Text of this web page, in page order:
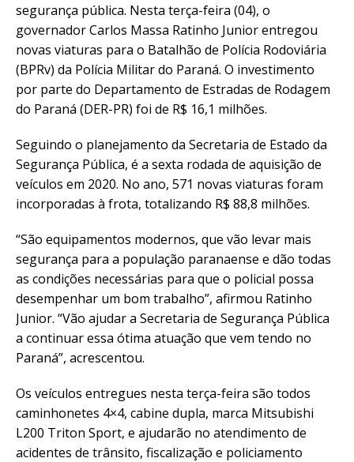
segurança pública. Nesta terça-feira (04), o
governador Carlos Massa Ratinho Junior entregou
novas viaturas para o Batalhão de Polícia Rodoviária
(BPRv) da Polícia Militar do Paraná. O investimento
por parte do Departamento de Estradas de Rodagem
do Paraná (DER-PR) foi de R$ 16,1 milhões.
Seguindo o planejamento da Secretaria de Estado da
Segurança Pública, é a sexta rodada de aquisição de
veículos em 2020. No ano, 571 novas viaturas foram
incorporadas à frota, totalizando R$ 88,8 milhões.
“São equipamentos modernos, que vão levar mais
segurança para a população paranaense e dão todas
as condições necessárias para que o policial possa
desempenhar um bom trabalho”, afirmou Ratinho
Junior. “Vão ajudar a Secretaria de Segurança Pública
a continuar essa ótima atuação que vem tendo no
Paraná”, acrescentou.
Os veículos entregues nesta terça-feira são todos
caminhonetes 4×4, cabine dupla, marca Mitsubishi
L200 Triton Sport, e ajudarão no atendimento de
acidentes de trânsito, fiscalização e policiamento